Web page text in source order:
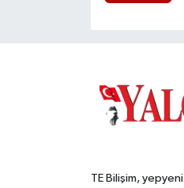
TE Bilişim,